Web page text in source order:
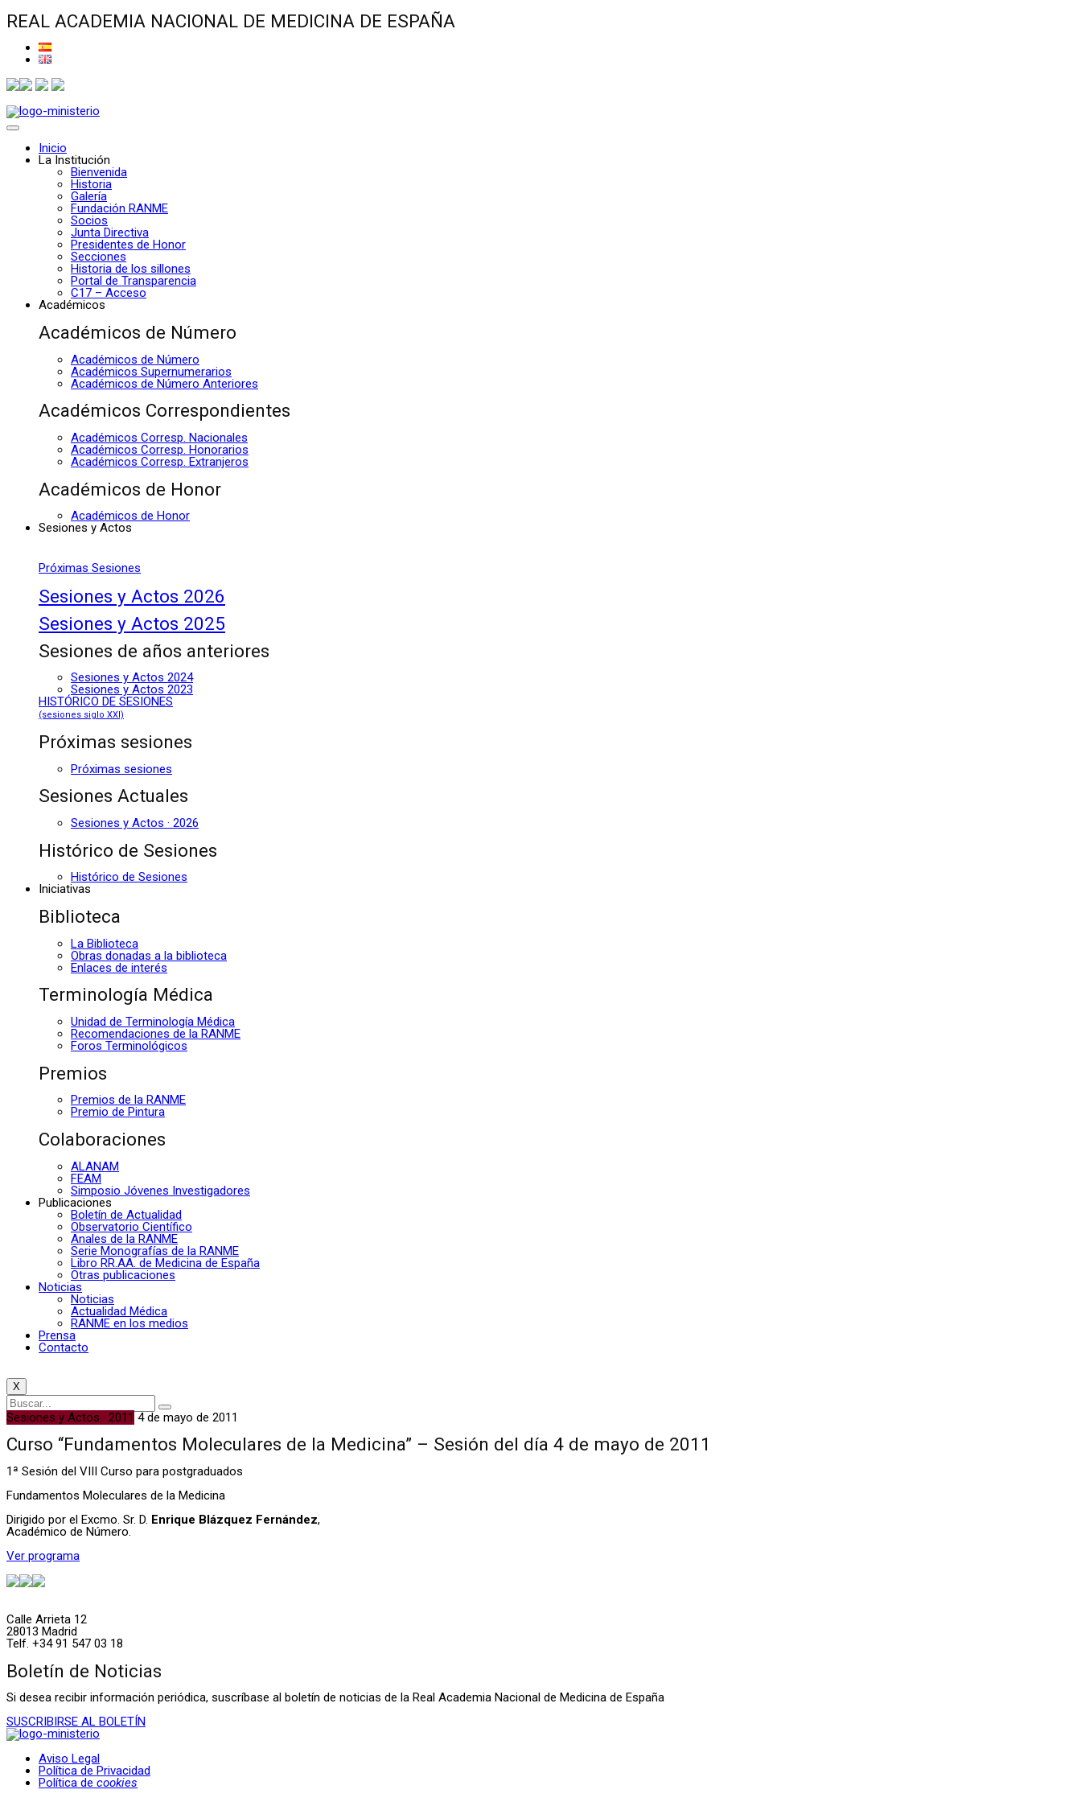
REAL ACADEMIA NACIONAL DE MEDICINA DE ESPAÑA
Inicio
La Institución
Bienvenida
Historia
Galería
Fundación RANME
Socios
Junta Directiva
Presidentes de Honor
Secciones
Historia de los sillones
Portal de Transparencia
C17 – Acceso
Académicos
Académicos de Número
Académicos de Número
Académicos Supernumerarios
Académicos de Número Anteriores
Académicos Correspondientes
Académicos Corresp. Nacionales
Académicos Corresp. Honorarios
Académicos Corresp. Extranjeros
Académicos de Honor
Académicos de Honor
Sesiones y Actos
Próximas Sesiones
Sesiones y Actos 2026
Sesiones y Actos 2025
Sesiones de años anteriores
Sesiones y Actos 2024
Sesiones y Actos 2023
HISTÓRICO DE SESIONES
(sesiones siglo XXI)
Próximas sesiones
Próximas sesiones
Sesiones Actuales
Sesiones y Actos · 2026
Histórico de Sesiones
Histórico de Sesiones
Iniciativas
Biblioteca
La Biblioteca
Obras donadas a la biblioteca
Enlaces de interés
Terminología Médica
Unidad de Terminología Médica
Recomendaciones de la RANME
Foros Terminológicos
Premios
Premios de la RANME
Premio de Pintura
Colaboraciones
ALANAM
FEAM
Simposio Jóvenes Investigadores
Publicaciones
Boletín de Actualidad
Observatorio Científico
Anales de la RANME
Serie Monografías de la RANME
Libro RR.AA. de Medicina de España
Otras publicaciones
Noticias
Noticias
Actualidad Médica
RANME en los medios
Prensa
Contacto
X
Sesiones y Actos · 2011 4 de mayo de 2011
Curso “Fundamentos Moleculares de la Medicina” – Sesión del día 4 de mayo de 2011
1ª Sesión del VIII Curso para postgraduados
Fundamentos Moleculares de la Medicina
Dirigido por el Excmo. Sr. D. Enrique Blázquez Fernández,
Académico de Número.
Ver programa
Calle Arrieta 12
28013 Madrid
Telf. +34 91 547 03 18
Boletín de Noticias
Si desea recibir información periódica, suscríbase al boletín de noticias de la Real Academia Nacional de Medicina de España
SUSCRIBIRSE AL BOLETÍN
Aviso Legal
Política de Privacidad
Política de cookies